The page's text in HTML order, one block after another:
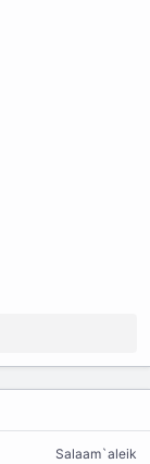
Salaam`aleik